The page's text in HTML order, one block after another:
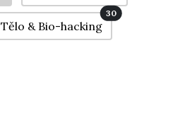
Tělo & Bio-hacking
30